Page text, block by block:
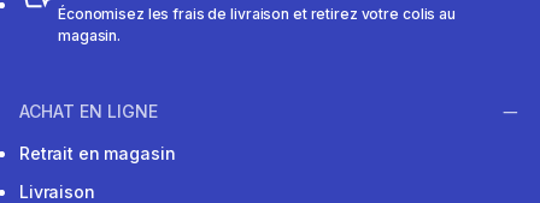
Économisez les frais de livraison et retirez votre colis au
magasin.
ACHAT EN LIGNE
Retrait en magasin
Livraison